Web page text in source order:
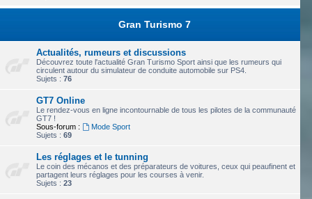
Gran Turismo 7
Actualités, rumeurs et discussions
Découvrez toute l'actualité Gran Turismo Sport ainsi que les rumeurs qui
circulent autour du simulateur de conduite automobile sur PS4.
Sujets : 76
GT7 Online
Le rendez-vous en ligne incontournable de tous les pilotes de la communauté
GT7 !
Sous-forum :
Mode Sport
Sujets : 69
Les réglages et le tunning
Le coin des mécanos et des préparateurs de voitures, ceux qui peaufinent et
partagent leurs réglages pour les courses à venir.
Sujets : 23